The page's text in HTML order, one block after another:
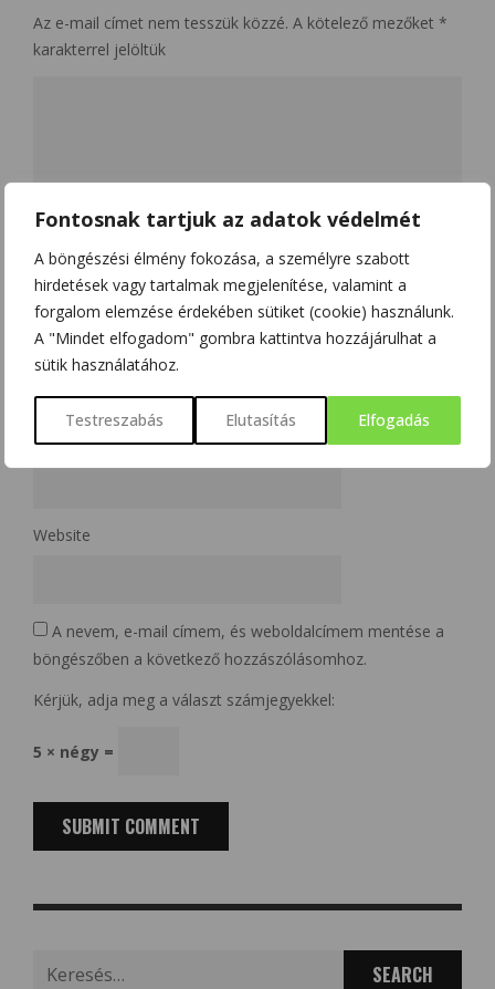
Fontosnak tartjuk az adatok védelmét
A böngészési élmény fokozása, a személyre szabott
hirdetések vagy tartalmak megjelenítése, valamint a
forgalom elemzése érdekében sütiket (cookie) használunk.
A "Mindet elfogadom" gombra kattintva hozzájárulhat a
sütik használatához.
Testreszabás Elutasítás Elfogadás
Az e-mail címet nem tesszük közzé. A kötelező mezőket *
karakterrel jelöltük
Name*
Email*
Website
A nevem, e-mail címem, és weboldalcímem mentése a
böngészőben a következő hozzászólásomhoz.
Kérjük, adja meg a választ számjegyekkel:
5 × négy =